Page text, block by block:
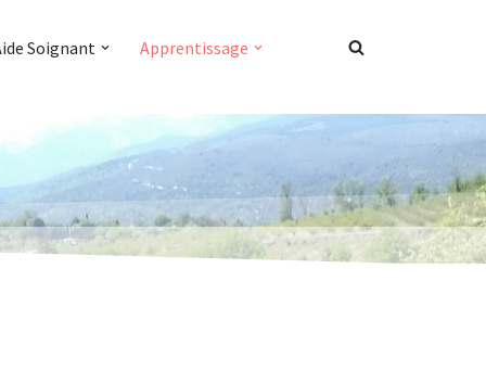
Soignant Apprentissage